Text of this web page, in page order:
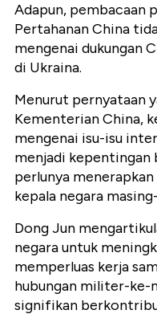
Adapun, pembacaan
Pertahanan China
mengenai dukungan
di Ukraina.
Menurut pernyataan
Kementerian China,
mengenai isu-isu
menjadi kepentingan
perlunya
kepala negara
Dong Jun
negara untuk
memperluas kerja
hubungan militer-ke-
signifikan